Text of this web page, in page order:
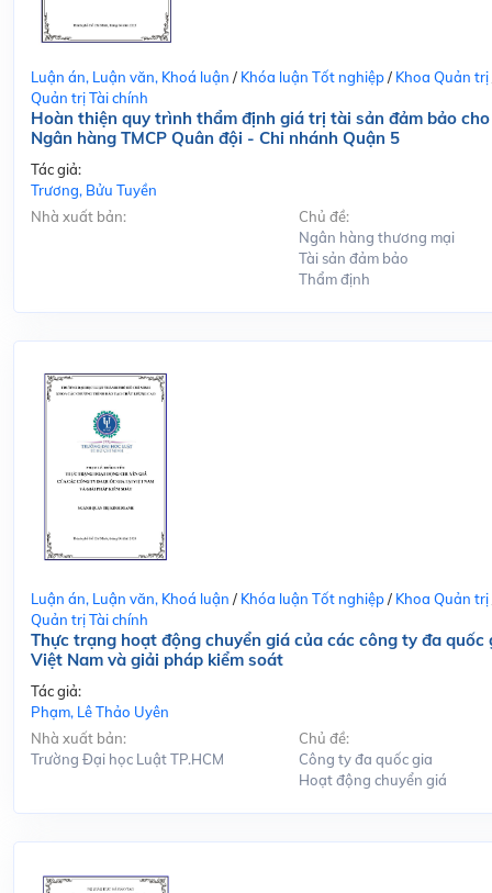
Luận án, Luận văn, Khoá luận / Khóa luận Tốt nghiệp/ Khoa Quản trị
Quản trị Tài chính
Hoàn thiện quy trình thẩm định giá trị tài sản đảm bảo
Ngân hàng TMCP Quân đội - Chi nhánh Quận 5
Tác giả:
Trương, Bửu Tuyền
Nhà xuất bản:
Chủ đề:
Ngân hàng thương mại
Tài sản đảm bảo
Thẩm định
Luận án, Luận văn, Khoá luận / Khóa luận Tốt nghiệp/ Khoa Quản trị
Quản trị Tài chính
Thực trạng hoạt động chuyển giá của các công ty đa quốc
Việt Nam và giải pháp kiểm soát
Tác giả:
Phạm, Lê Thảo Uyên
Nhà xuất bản:
Trường Đại học Luật TP.HCM
Chủ đề:
Công ty đa quốc gia
Hoạt động chuyển giá